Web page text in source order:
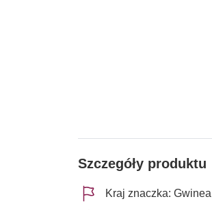
Szczegóły produktu
Kraj znaczka: Gwinea